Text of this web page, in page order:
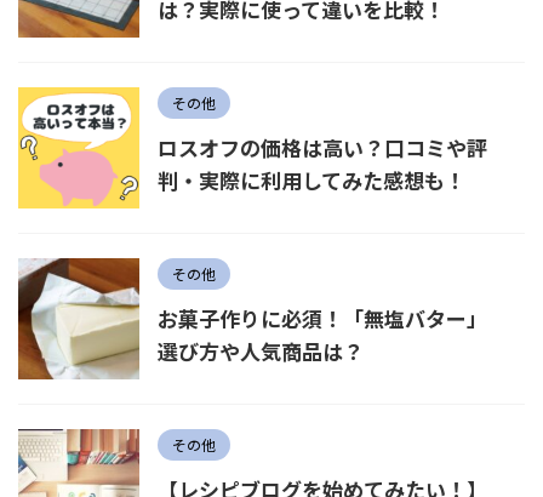
は？実際に使って違いを比較！
その他
ロスオフの価格は高い？口コミや評
判・実際に利用してみた感想も！
その他
お菓子作りに必須！「無塩バター」
選び方や人気商品は？
その他
【レシピブログを始めてみたい！】